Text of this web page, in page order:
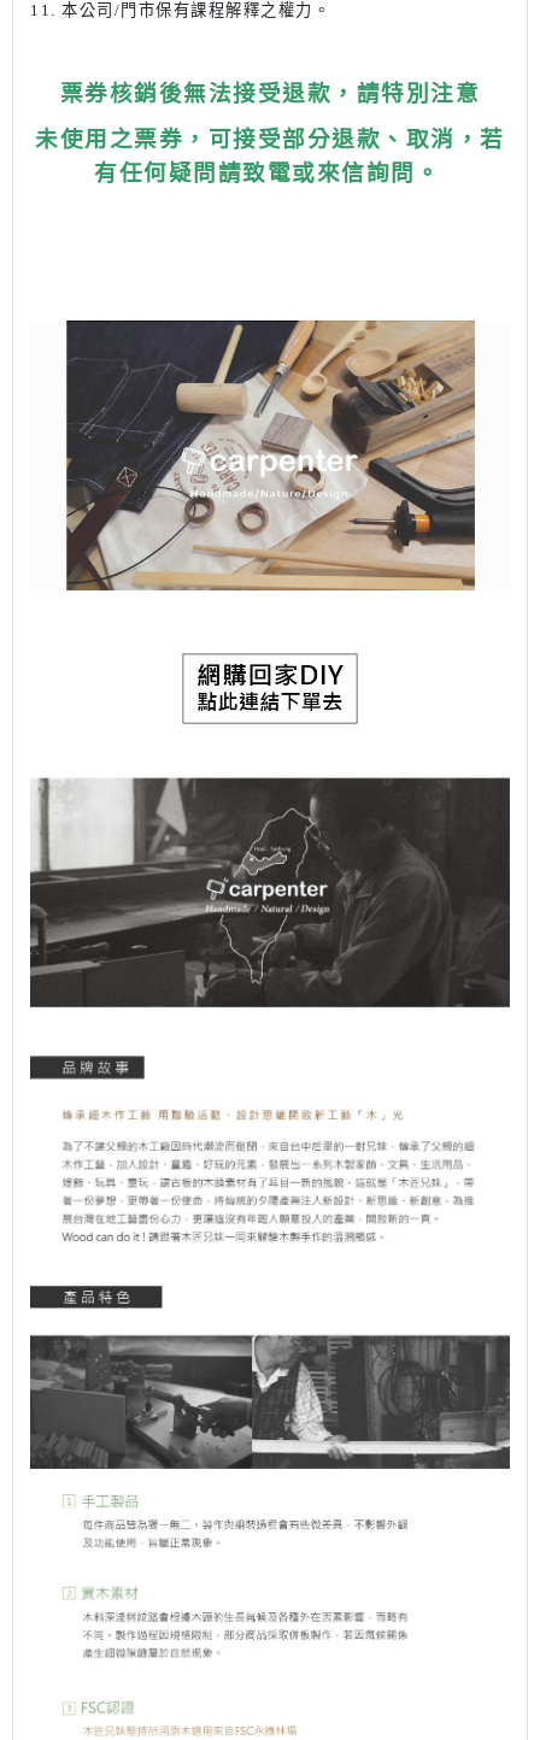
11. 本公司/門市保有課程解釋之權力。
票券核銷後無法接受退款，請特別注意
未使用之票券，可接受部分退款、取消，若
有任何疑問請致電或來信詢問。